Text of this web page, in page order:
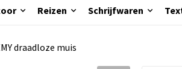
Reizen Schrijfwaren
draadloze muis